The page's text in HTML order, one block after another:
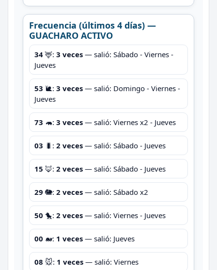
Frecuencia (últimos 4 días) —
GUACHARO ACTIVO
34 🦌: 3 veces — salió: Sábado - Viernes -
Jueves
53 🐌: 3 veces — salió: Domingo - Viernes -
Jueves
73 🦛: 3 veces — salió: Viernes x2 - Jueves
03 🐛: 2 veces — salió: Sábado - Jueves
15 🦊: 2 veces — salió: Sábado - Jueves
29 🐘: 2 veces — salió: Sábado x2
50 🐤: 2 veces — salió: Viernes - Jueves
00 🐋: 1 veces — salió: Jueves
08 🐭: 1 veces — salió: Viernes